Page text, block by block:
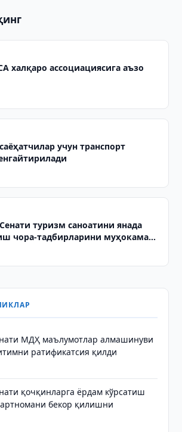
халқаро ассоциациясига аъзо
учун транспорт
туризм саноатини янада
чора-тадбирларини муҳокама
МДҲ маълумотлар алмашинуви
ратификатсия қилди
қочқинларга ёрдам кўрсатиш
бекор қилишни